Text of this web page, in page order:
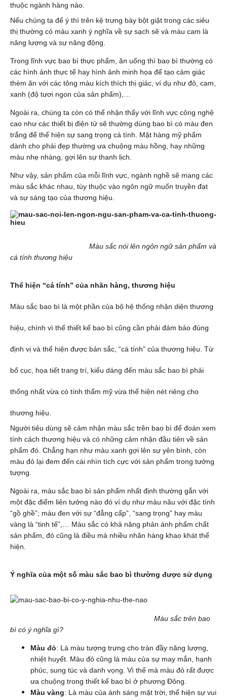
thuộc ngành hàng nào.
Nếu chúng ta để ý thì trên kệ trưng bày bột giặt trong các siêu
thị thường có màu xanh ý nghĩa về sự sạch sẽ và màu cam là
năng lượng và sự năng động.
Trong lĩnh vực bao bì thực phẩm, ăn uống thì bao bì thường có
các hình ảnh thực tế hay hình ảnh minh họa để tạo cảm giác
thèm ăn với các tông màu kích thích thị giác, ví dụ như đỏ, cam,
xanh (độ tươi ngon của sản phẩm),…
Ngoài ra, chúng ta còn có thể nhận thấy với lĩnh vực công nghệ
cao như các thiết bị điện tử sẽ thường dùng bao bì có màu đen
trắng để thể hiện sự sang trọng cá tính. Mặt hàng mỹ phẩm
dành cho phái đẹp thường ưa chuộng màu hồng, hay những
màu nhẹ nhàng, gợi lên sự thanh lịch.
Như vậy, sản phẩm của mỗi lĩnh vực, ngành nghề sẽ mang các
màu sắc khác nhau, tùy thuộc vào ngôn ngữ muốn truyền đạt
và sự sáng tạo của thương hiệu.
Màu sắc nói lên ngôn ngữ sản phẩm và
cá tính thương hiệu
Thể hiện “cá tính” của nhãn hàng, thương hiệu
Màu sắc bao bì là một phần của bộ hệ thống nhận diện thương
hiệu, chính vì thế thiết kế bao bì cũng cần phải đảm bảo đúng
định vị và thể hiện được bản sắc, “cá tính” của thương hiệu. Từ
bố cục, họa tiết trang trí, kiểu dáng đến màu sắc bao bì phải
thống nhất vừa có tính thẩm mỹ vừa thể hiện nét riêng cho
thương hiệu.
Người tiêu dùng sẽ cảm nhận màu sắc trên bao bì để đoán xem
tính cách thương hiệu và có những cảm nhận đầu tiên về sản
phẩm đó. Chẳng hạn như màu xanh gợi lên sự yên bình, còn
màu đỏ lại đem đến cái nhìn tích cực với sản phẩm trong tưởng
tượng.
Ngoài ra, màu sắc bao bì sản phẩm nhất định thường gắn với
một đặc điểm liên tưởng nào đó ví dụ như màu nâu với đặc tính
“gồ ghề”; màu đen với sự “đẳng cấp”, “sang trọng” hay màu
vàng là “tinh tế”,… Màu sắc có khả năng phản ánh phẩm chất
sản phẩm, đó cũng là điều mà nhiều nhãn hàng khao khát thể
hiện.
Ý nghĩa của một số màu sắc bao bì thường được sử dụng
Màu sắc trên bao
bì có ý nghĩa gì?
Màu đỏ: Là màu tượng trưng cho tràn đầy năng lượng,
nhiệt huyết. Màu đỏ cũng là màu của sự may mắn, hạnh
phúc, sung túc và danh vọng. Vì thế mà màu đỏ rất được
ưa chuộng trong thiết kế bao bì ở phương Đông.
Màu vàng: Là màu của ánh sáng mặt trời, thể hiện sự vui